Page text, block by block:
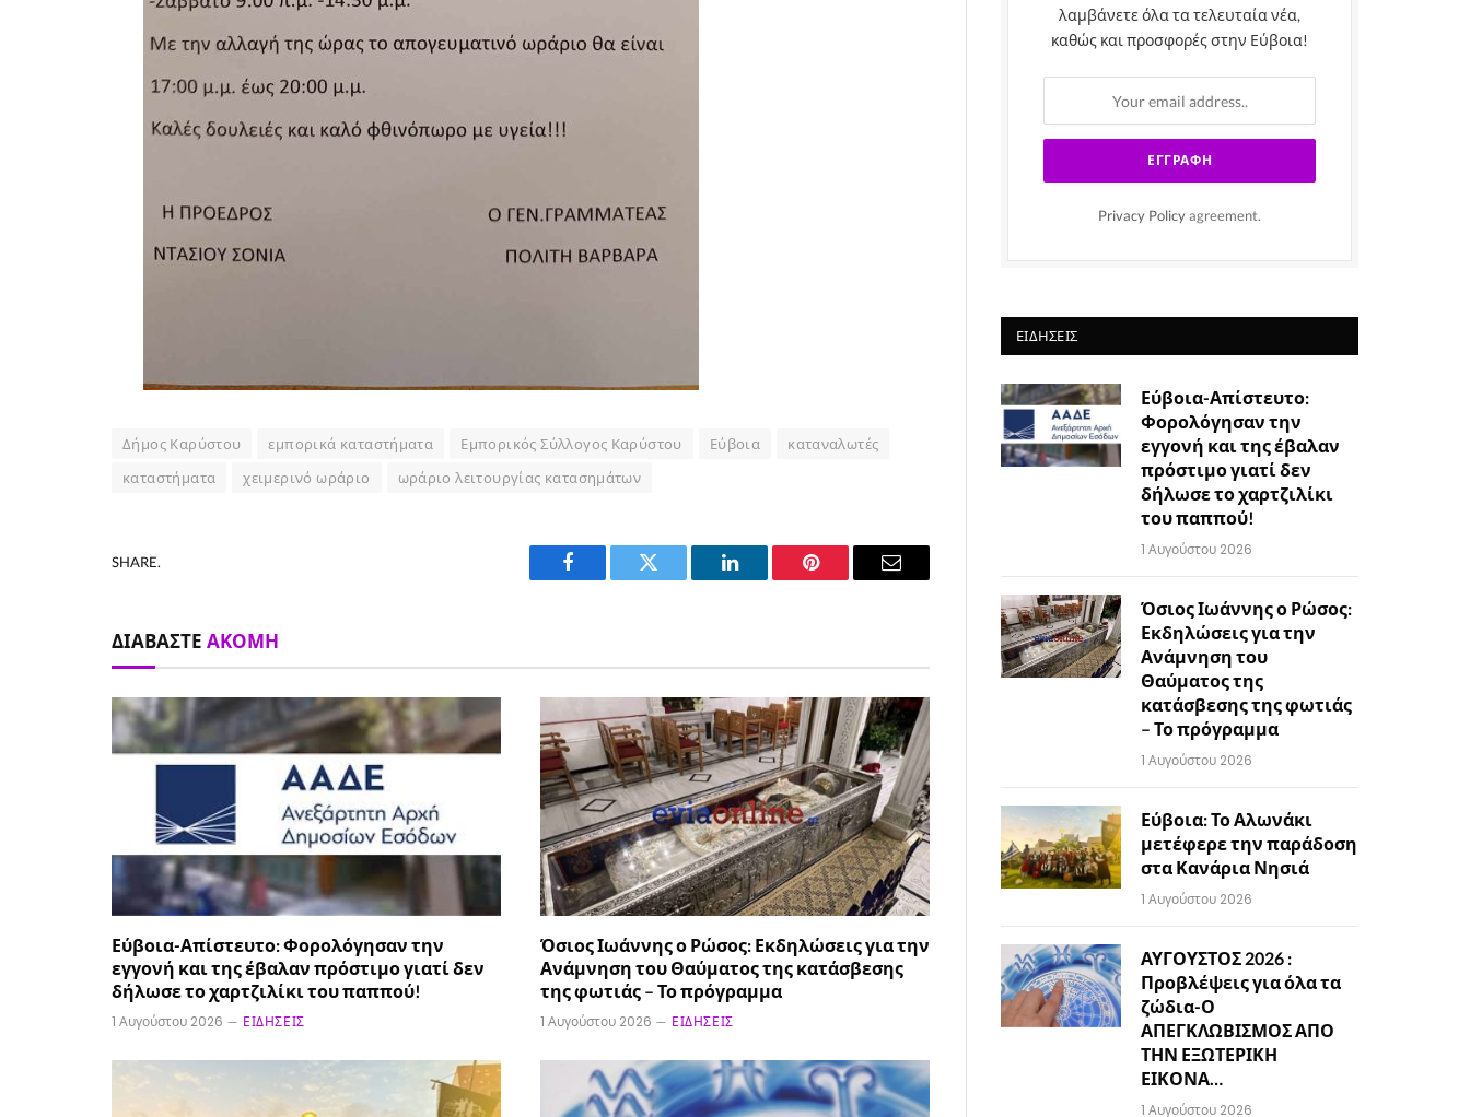
Δήμος Καρύστου εμπορικά καταστήματα Εμπορικός Σύλλογος Καρύστου Εύβοια
καταναλωτές
καταστήματα
χειμερινό ωράριο ωράριο λειτουργίας κατασημάτων
SHARE.
Facebook Twitter LinkedIn Pinterest Email
ΔΙΑΒΆΣΤΕ ΑΚΌΜΗ
Εύβοια-Απίστευτο: Φορολόγησαν την
εγγονή και της έβαλαν πρόστιμο γιατί δεν
δήλωσε το χαρτζιλίκι του παππού!
1 Αυγούστου 2026 ΕΙΔΉΣΕΙΣ
Όσιος Ιωάννης ο Ρώσος: Εκδηλώσεις για την
Ανάμνηση του Θαύματος της κατάσβεσης
της φωτιάς – Το πρόγραμμα
1 Αυγούστου 2026 ΕΙΔΉΣΕΙΣ
λαμβάνετε όλα τα τελευταία νέα,
καθώς και προσφορές στην Εύβοια!
Privacy Policy agreement.
ΕΙΔΉΣΕΙΣ
Εύβοια-Απίστευτο:
Φορολόγησαν την
εγγονή και της έβαλαν
πρόστιμο γιατί δεν
δήλωσε το χαρτζιλίκι
του παππού!
1 Αυγούστου 2026
Όσιος Ιωάννης ο Ρώσος:
Εκδηλώσεις για την
Ανάμνηση του
Θαύματος της
κατάσβεσης της φωτιάς
– Το πρόγραμμα
1 Αυγούστου 2026
Εύβοια: Το Αλωνάκι
μετέφερε την παράδοση
στα Κανάρια Νησιά
1 Αυγούστου 2026
ΑΥΓΟΥΣΤΟΣ 2026 :
Προβλέψεις για όλα τα
ζώδια-Ο
ΑΠΕΓΚΛΩΒΙΣΜΟΣ ΑΠΟ
ΤΗΝ ΕΞΩΤΕΡΙΚΗ
ΕΙΚΟΝΑ…
1 Αυγούστου 2026